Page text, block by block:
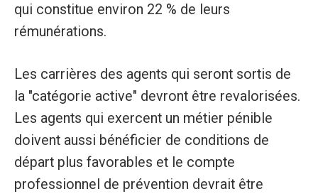
qui constitue environ 22 % de leurs
rémunérations.
Les carrières des agents qui seront sortis de
la "catégorie active" devront être revalorisées.
Les agents qui exercent un métier pénible
doivent aussi bénéficier de conditions de
départ plus favorables et le compte
professionnel de prévention devrait être